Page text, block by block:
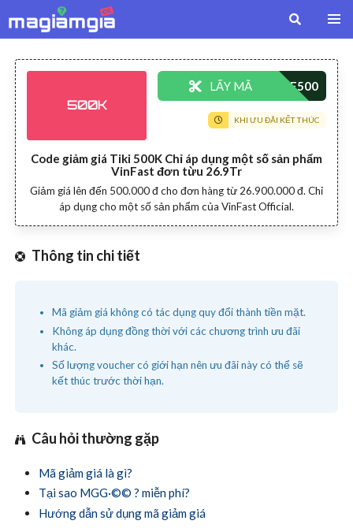
500K
Code giảm giá Tiki 500K Chỉ áp dụng một số sản phẩm
VinFast đơn từu 26.9Tr
Giảm giá lên đến 500.000 đ cho đơn hàng từ 26.900.000 đ. Chỉ
áp dụng cho một số sản phẩm của VinFast Official.
LẤY MÃ
KHI ƯU ĐÃI KẾT THÚC
Thông tin chi tiết
Mã giảm giá không có tác dụng quy đổi thành tiền mặt.
Không áp dụng đồng thời với các chương trình ưu đãi
khác.
Số lượng voucher có giới hạn nên ưu đãi này có thể sẽ
kết thúc trước thời hạn.
Câu hỏi thường gặp
Mã giảm giá là gì?
Tại sao MGG·©© ? miễn phí?
Hướng dẫn sử dụng mã giảm giá